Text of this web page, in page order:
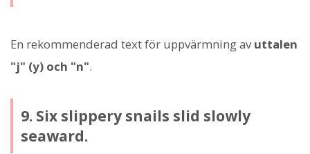
En rekommenderad text för uppvärmning avuttalen
"j" (y) och "n".
9. Six slippery snails slid slowly
seaward.